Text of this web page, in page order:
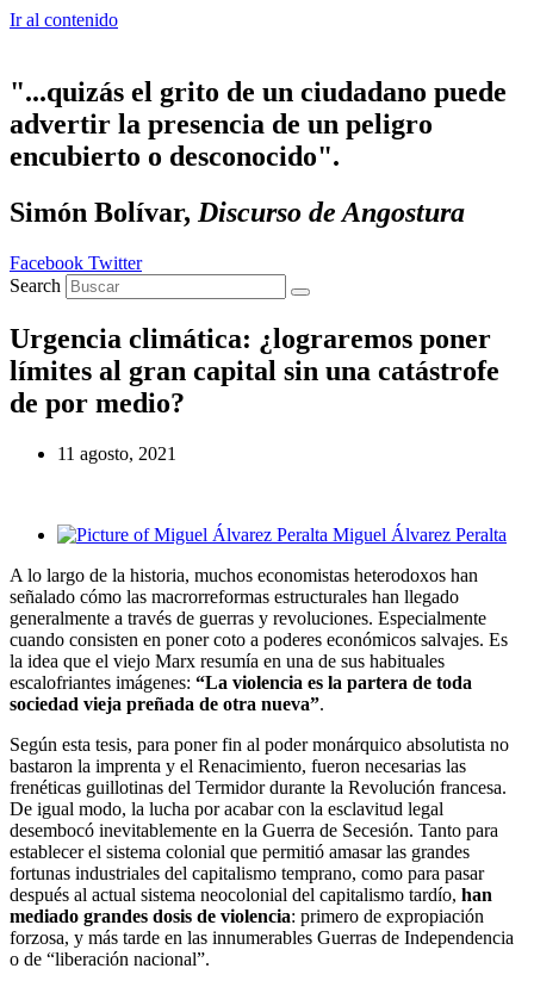
Ir al contenido
"...quizás el grito de un ciudadano puede
advertir la presencia de un peligro
encubierto o desconocido".
Simón Bolívar, Discurso de Angostura
Facebook Twitter
Search
Urgencia climática: ¿lograremos poner
límites al gran capital sin una catástrofe
de por medio?
11 agosto, 2021
Miguel Álvarez Peralta
A lo largo de la historia, muchos economistas heterodoxos han
señalado cómo las macrorreformas estructurales han llegado
generalmente a través de guerras y revoluciones. Especialmente
cuando consisten en poner coto a poderes económicos salvajes. Es
la idea que el viejo Marx resumía en una de sus habituales
escalofriantes imágenes: “La violencia es la partera de toda
sociedad vieja preñada de otra nueva”.
Según esta tesis, para poner fin al poder monárquico absolutista no
bastaron la imprenta y el Renacimiento, fueron necesarias las
frenéticas guillotinas del Termidor durante la Revolución francesa.
De igual modo, la lucha por acabar con la esclavitud legal
desembocó inevitablemente en la Guerra de Secesión. Tanto para
establecer el sistema colonial que permitió amasar las grandes
fortunas industriales del capitalismo temprano, como para pasar
después al actual sistema neocolonial del capitalismo tardío, han
mediado grandes dosis de violencia: primero de expropiación
forzosa, y más tarde en las innumerables Guerras de Independencia
o de “liberación nacional”.